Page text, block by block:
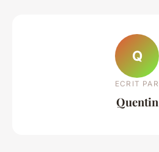
Q
ECRIT PAR
Quentin